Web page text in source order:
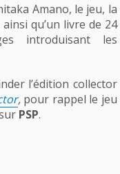
Amano, le jeu, la
ainsi qu’un livre de 24
introduisant les
l’édition collector
,pour rappel le jeu
PSP.